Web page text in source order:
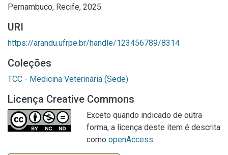
Pernambuco, Recife, 2025.
URI
https://arandu.ufrpe.br/handle/123456789/8314
Coleções
TCC - Medicina Veterinária (Sede)
Licença Creative Commons
Exceto quando indicado de outra
forma, a licença deste item é descrita
como openAccess